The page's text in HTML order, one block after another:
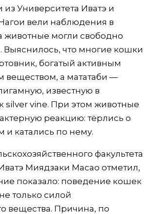
official SNS
из Университета Иватэ и
вели наблюдения в
животные могли свободно
Выяснилось, что многие кошки
богатый активным
веществом, а мататаби —
известную в
silver vine. При этом животные
реакцию: тёрлись о
и катались по нему.
факультета
Миядзаки Масао отметил,
показало: поведение кошек
только силой
вещества. Причина, по